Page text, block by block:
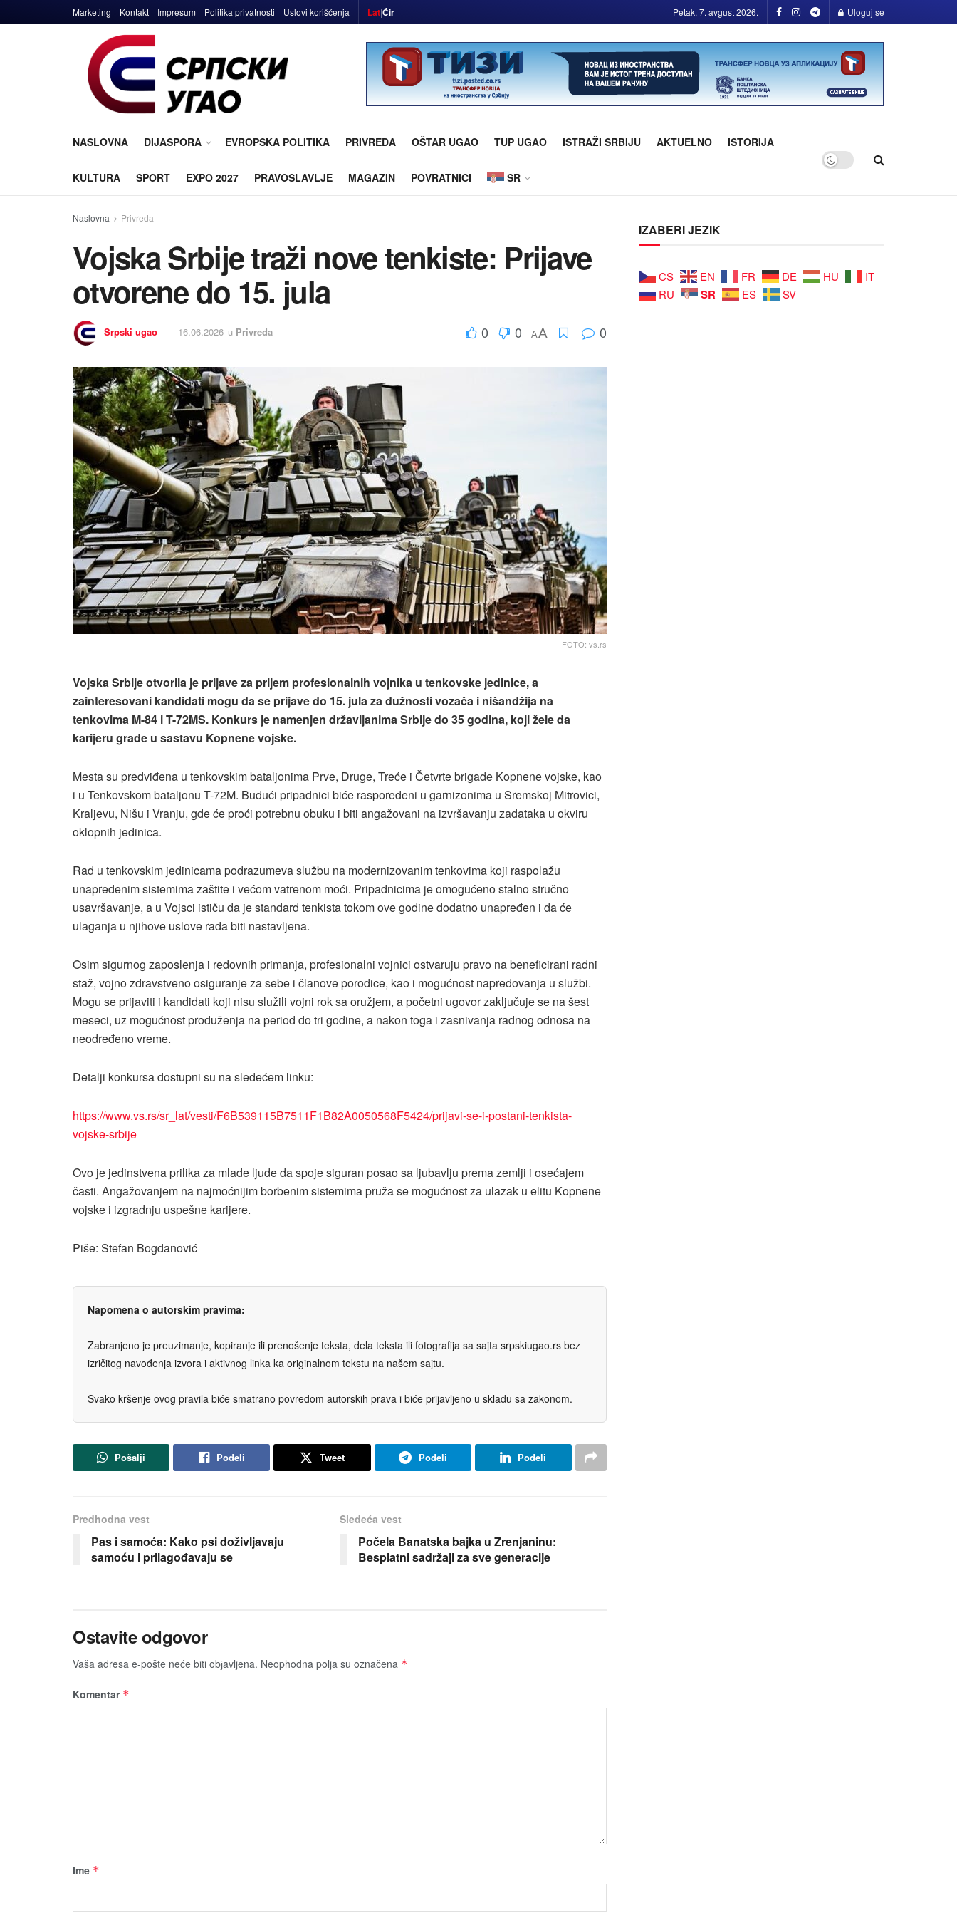
Marketing Kontakt Impresum Politika privatnosti Uslovi korišćenja Lat|Ćir Petak, 7. avgust 2026. Uloguj se
NASLOVNA DIJASPORA EVROPSKA POLITIKA PRIVREDA OŠTAR UGAO TUP UGAO ISTRAŽI SRBIJU AKTUELNO ISTORIJA
KULTURA SPORT EXPO 2027 PRAVOSLAVLJE MAGAZIN POVRATNICI SR
Naslovna Privreda
Vojska Srbije traži nove tenkiste: Prijave
otvorene do 15. jula
Srpski ugao 16.06.2026 u Privreda 0 0 AA 0
FOTO: vs.rs
Vojska Srbije otvorila je prijave za prijem profesionalnih vojnika u tenkovske jedinice, a
zainteresovani kandidati mogu da se prijave do 15. jula za dužnosti vozača i nišandžija na
tenkovima M-84 i T-72MS. Konkurs je namenjen državljanima Srbije do 35 godina, koji žele da
karijeru grade u sastavu Kopnene vojske.
Mesta su predviđena u tenkovskim bataljonima Prve, Druge, Treće i Četvrte brigade Kopnene vojske, kao
i u Tenkovskom bataljonu T-72M. Budući pripadnici biće raspoređeni u garnizonima u Sremskoj Mitrovici,
Kraljevu, Nišu i Vranju, gde će proći potrebnu obuku i biti angažovani na izvršavanju zadataka u okviru
oklopnih jedinica.
Rad u tenkovskim jedinicama podrazumeva službu na modernizovanim tenkovima koji raspolažu
unapređenim sistemima zaštite i većom vatrenom moći. Pripadnicima je omogućeno stalno stručno
usavršavanje, a u Vojsci ističu da je standard tenkista tokom ove godine dodatno unapređen i da će
ulaganja u njihove uslove rada biti nastavljena.
Osim sigurnog zaposlenja i redovnih primanja, profesionalni vojnici ostvaruju pravo na beneficirani radni
staž, vojno zdravstveno osiguranje za sebe i članove porodice, kao i mogućnost napredovanja u službi.
Mogu se prijaviti i kandidati koji nisu služili vojni rok sa oružjem, a početni ugovor zaključuje se na šest
meseci, uz mogućnost produženja na period do tri godine, a nakon toga i zasnivanja radnog odnosa na
neodređeno vreme.
Detalji konkursa dostupni su na sledećem linku:
https://www.vs.rs/sr_lat/vesti/F6B539115B7511F1B82A0050568F5424/prijavi-se-i-postani-tenkista-
vojske-srbije
Ovo je jedinstvena prilika za mlade ljude da spoje siguran posao sa ljubavlju prema zemlji i osećajem
časti. Angažovanjem na najmoćnijim borbenim sistemima pruža se mogućnost za ulazak u elitu Kopnene
vojske i izgradnju uspešne karijere.
Piše: Stefan Bogdanović
Napomena o autorskim pravima:
Zabranjeno je preuzimanje, kopiranje ili prenošenje teksta, dela teksta ili fotografija sa sajta srpskiugao.rs bez
izričitog navođenja izvora i aktivnog linka ka originalnom tekstu na našem sajtu.
Svako kršenje ovog pravila biće smatrano povredom autorskih prava i biće prijavljeno u skladu sa zakonom.
Pošalji Podeli Tweet Podeli Podeli
Predhodna vest
Pas i samoća: Kako psi doživljavaju
samoću i prilagođavaju se
Sledeća vest
Počela Banatska bajka u Zrenjaninu:
Besplatni sadržaji za sve generacije
Ostavite odgovor
Vaša adresa e-pošte neće biti obјavljena. Neophodna polja su označena *
Komentar *
Ime *
IZABERI JEZIK
CS EN FR DE HU
IT
RU
SR ES SV